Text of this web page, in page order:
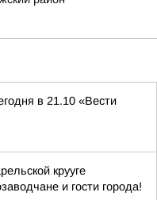
в 21.10 «Вести
крууге
и гости города!